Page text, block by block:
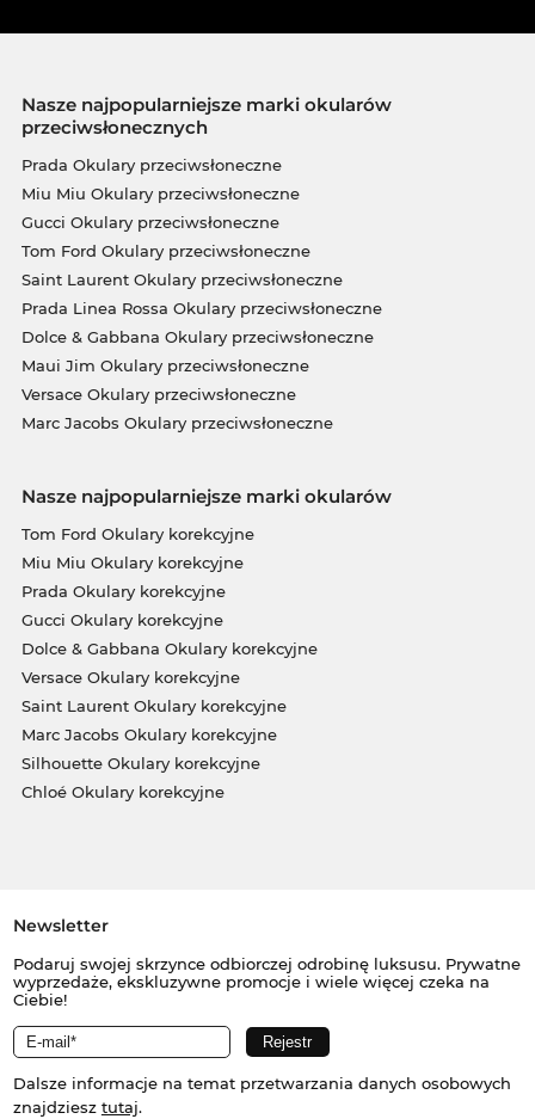
Nasze najpopularniejsze marki okularów
przeciwsłonecznych
Prada Okulary przeciwsłoneczne
Miu Miu Okulary przeciwsłoneczne
Gucci Okulary przeciwsłoneczne
Tom Ford Okulary przeciwsłoneczne
Saint Laurent Okulary przeciwsłoneczne
Prada Linea Rossa Okulary przeciwsłoneczne
Dolce & Gabbana Okulary przeciwsłoneczne
Maui Jim Okulary przeciwsłoneczne
Versace Okulary przeciwsłoneczne
Marc Jacobs Okulary przeciwsłoneczne
Nasze najpopularniejsze marki okularów
Tom Ford Okulary korekcyjne
Miu Miu Okulary korekcyjne
Prada Okulary korekcyjne
Gucci Okulary korekcyjne
Dolce & Gabbana Okulary korekcyjne
Versace Okulary korekcyjne
Saint Laurent Okulary korekcyjne
Marc Jacobs Okulary korekcyjne
Silhouette Okulary korekcyjne
Chloé Okulary korekcyjne
Newsletter
Podaruj swojej skrzynce odbiorczej odrobinę luksusu. Prywatne
wyprzedaże, ekskluzywne promocje i wiele więcej czeka na
Ciebie!
Dalsze informacje na temat przetwarzania danych osobowych
znajdziesz tutaj.